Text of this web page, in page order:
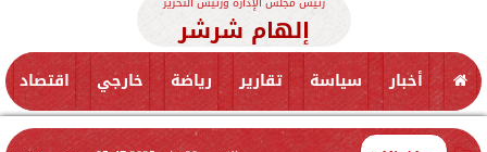
إلهام شرشر
أخبار سياسة تقارير رياضة خارجي اقتصاد